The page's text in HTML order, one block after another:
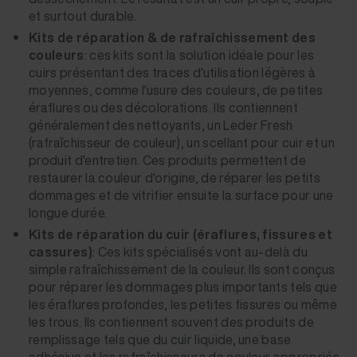
et surtout durable.
Kits de réparation & de rafraîchissement des
couleurs: ces kits sont la solution idéale pour les
cuirs présentant des traces d'utilisation légères à
moyennes, comme l'usure des couleurs, de petites
éraflures ou des décolorations. Ils contiennent
généralement des nettoyants, un Leder Fresh
(rafraîchisseur de couleur), un scellant pour cuir et un
produit d'entretien. Ces produits permettent de
restaurer la couleur d'origine, de réparer les petits
dommages et de vitrifier ensuite la surface pour une
longue durée.
Kits de réparation du cuir (éraflures, fissures et
cassures): Ces kits spécialisés vont au-delà du
simple rafraîchissement de la couleur. Ils sont conçus
pour réparer les dommages plus importants tels que
les éraflures profondes, les petites fissures ou même
les trous. Ils contiennent souvent des produits de
remplissage tels que du cuir liquide, une base